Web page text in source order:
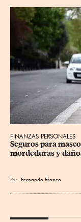
FINANZAS PERSONALES
Seguros para
mordeduras y
Por Fernando Franco